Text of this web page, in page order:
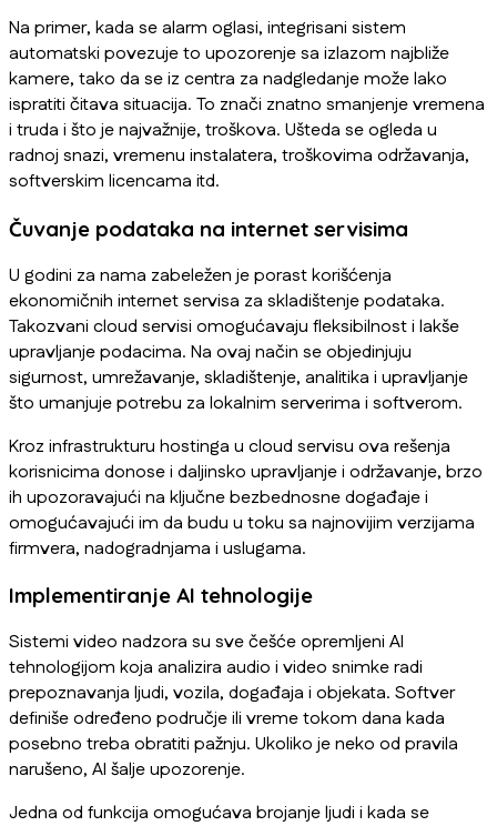
Na primer, kada se alarm oglasi, integrisani sistem
automatski povezuje to upozorenje sa izlazom najbliže
kamere, tako da se iz centra za nadgledanje može lako
ispratiti čitava situacija. To znači znatno smanjenje vremena
i truda i što je najvažnije, troškova. Ušteda se ogleda u
radnoj snazi, vremenu instalatera, troškovima održavanja,
softverskim licencama itd.
Čuvanje podataka na internet servisima
U godini za nama zabeležen je porast korišćenja
ekonomičnih internet servisa za skladištenje podataka.
Takozvani cloud servisi omogućavaju fleksibilnost i lakše
upravljanje podacima. Na ovaj način se objedinjuju
sigurnost, umrežavanje, skladištenje, analitika i upravljanje
što umanjuje potrebu za lokalnim serverima i softverom.
Kroz infrastrukturu hostinga u cloud servisu ova rešenja
korisnicima donose i daljinsko upravljanje i održavanje, brzo
ih upozoravajući na ključne bezbednosne događaje i
omogućavajući im da budu u toku sa najnovijim verzijama
firmvera, nadogradnjama i uslugama.
Implementiranje AI tehnologije
Sistemi video nadzora su sve češće opremljeni AI
tehnologijom koja analizira audio i video snimke radi
prepoznavanja ljudi, vozila, događaja i objekata. Softver
definiše određeno područje ili vreme tokom dana kada
posebno treba obratiti pažnju. Ukoliko je neko od pravila
narušeno, AI šalje upozorenje.
Jedna od funkcija omogućava brojanje ljudi i kada se